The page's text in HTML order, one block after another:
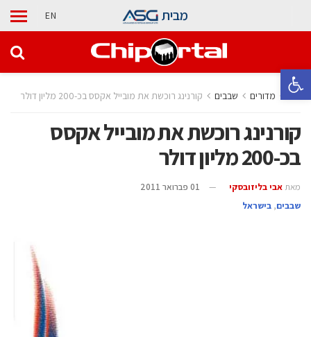
פתח סרגל נגישות
מבית EN
בית מדורים ‫שבבים‬ קורנינג רוכשת את מובייל אקסס בכ-200 מליון דולר
קורנינג רוכשת את מובייל אקסס
בכ-200 מליון דולר
מאת אבי בליזובסקי
01 פברואר 2011
‫שבבים‬, בישראל